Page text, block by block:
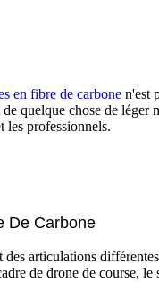
en fibre de carbone n'est
quelque chose de
les professionnels.
De Carbone
articulations
de drone de course,